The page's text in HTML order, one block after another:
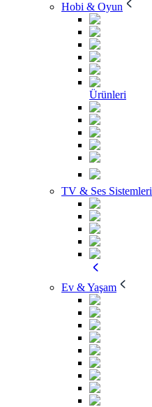
Hobi & Oyun
Ürünleri
TV & Ses Sistemleri
Ev & Yaşam